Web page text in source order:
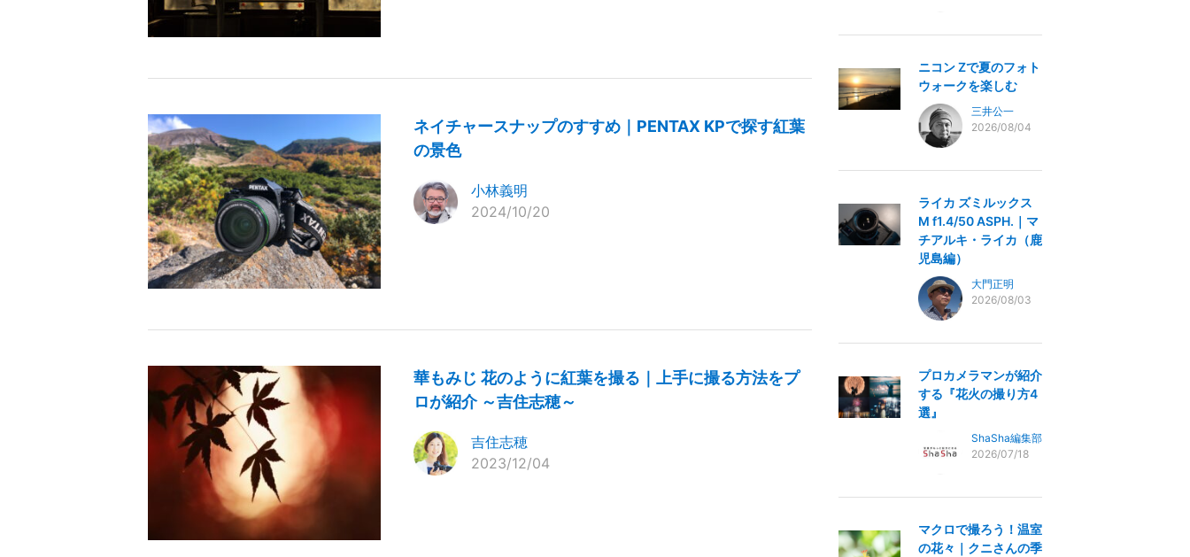
ネイチャースナップのすすめ｜PENTAX KPで探す紅葉
の景色
小林義明
2024/10/20
華もみじ 花のように紅葉を撮る｜上手に撮る方法をプ
ロが紹介 ～吉住志穂～
吉住志穂
2023/12/04
ニコン Zで夏のフォト
ウォークを楽しむ
三井公一
2026/08/04
ライカ ズミルックス
M f1.4/50 ASPH.｜マ
チアルキ・ライカ（鹿
児島編）
大門正明
2026/08/03
プロカメラマンが紹介
する『花火の撮り方4
選』
ShaSha編集部
2026/07/18
マクロで撮ろう！温室
の花々｜クニさんの季